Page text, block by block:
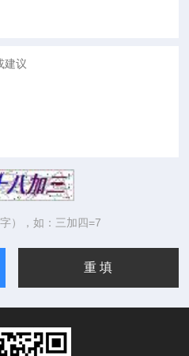
），如：三加四=7